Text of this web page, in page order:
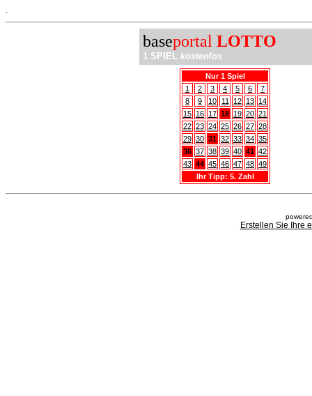
baseportal LOTTO
1 SPIEL kostenlos
Nur 1 Spiel
1
2 3 4 5 6
7
8
9 10 11 12 13 14
15 16 17 18 19 20 21
22 23 24 25 26 27 28
29 30 31 32 33 34 35
36 37 38 39 40 41 42
43 44 45 46 47 48 49
Ihr Tipp: 5. Zahl
Erstellen Sie Ihre